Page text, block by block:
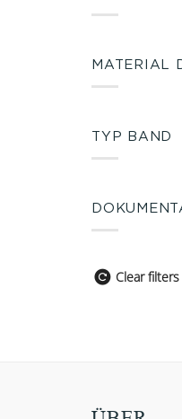
MATERIAL
TYP BAND
Clear filters